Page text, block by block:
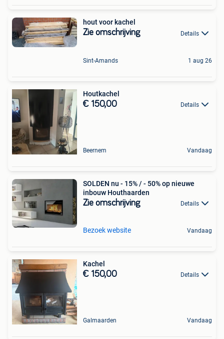
hout voor kachel
Zie omschrijving Details
Sint-Amands 1 aug 26
Houtkachel
€ 150,00 Details
Beernem Vandaag
SOLDEN nu - 15% / - 50% op nieuwe
inbouw Houthaarden
Zie omschrijving Details
Bezoek website Vandaag
Kachel
€ 150,00 Details
Galmaarden Vandaag